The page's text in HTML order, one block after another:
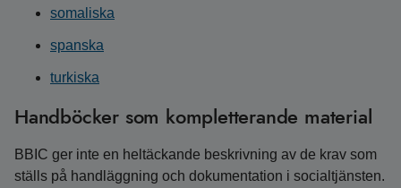
somaliska
spanska
turkiska
Handböcker som kompletterande material
BBIC ger inte en heltäckande beskrivning av de krav som
ställs på handläggning och dokumentation i socialtjänsten.